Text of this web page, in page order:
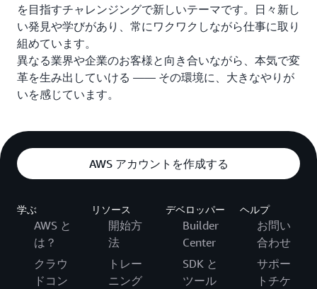
を目指すチャレンジングで新しいテーマです。日々新し
い発見や学びがあり、常にワクワクしながら仕事に取り
組めています。
異なる業界や企業のお客様と向き合いながら、本気で変
革を生み出していける ―― その環境に、大きなやりが
いを感じています。
AWS アカウントを作成する
学ぶ
AWS と
は？
クラウ
ドコン
リソース
開始方
法
トレー
ニング
デベロッパー
Builder
Center
SDK と
ツール
ヘルプ
お問い
合わせ
サポー
トチケ